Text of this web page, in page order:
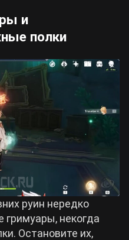
и
полки
руин нередко
гримуары, некогда
Остановите их,